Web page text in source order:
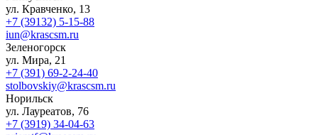
ул. Кравченко, 13
+7 (39132) 5-15-88
iun@krascsm.ru
Зеленогорск
ул. Мира, 21
+7 (391) 69-2-24-40
stolbovskiy@krascsm.ru
Норильск
ул. Лауреатов, 76
+7 (3919) 34-04-63